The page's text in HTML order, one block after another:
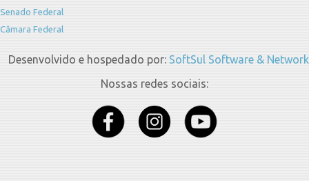
Senado Federal
Câmara Federal
Desenvolvido e hospedado por: SoftSul Software & Network
Nossas redes sociais: